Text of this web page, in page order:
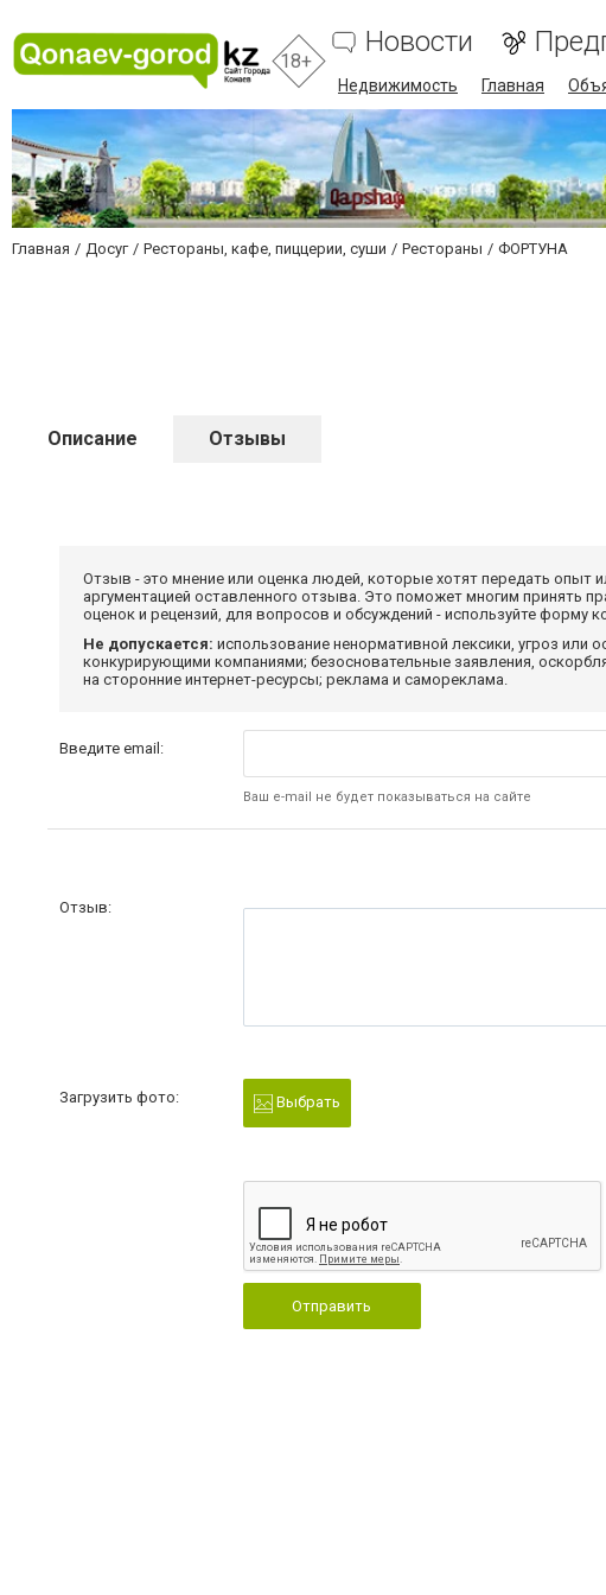
18+
Новости
Недвижимость Главная
Главная Досуг Рестораны, кафе, пиццерии, суши Рестораны ФОРТУНА
Описание Отзывы
Отзыв - это мнение или оценка людей, которые хотят передать опыт
аргументацией оставленного отзыва. Это поможет многим принять
оценок и рецензий, для вопросов и обсуждений - используйте форму
Не допускается: использование ненормативной лексики, угроз или
конкурирующими компаниями; безосновательные заявления,
на сторонние интернет-ресурсы; реклама и самореклама.
Введите email:
Ваш e-mail не будет показываться на сайте
Отзыв:
Загрузить фото: Выбрать
Отправить